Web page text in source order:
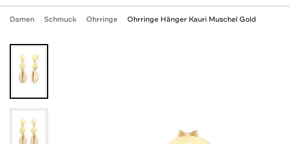
Damen Schmuck Ohrringe Ohrringe Hänger Kauri Muschel Gold